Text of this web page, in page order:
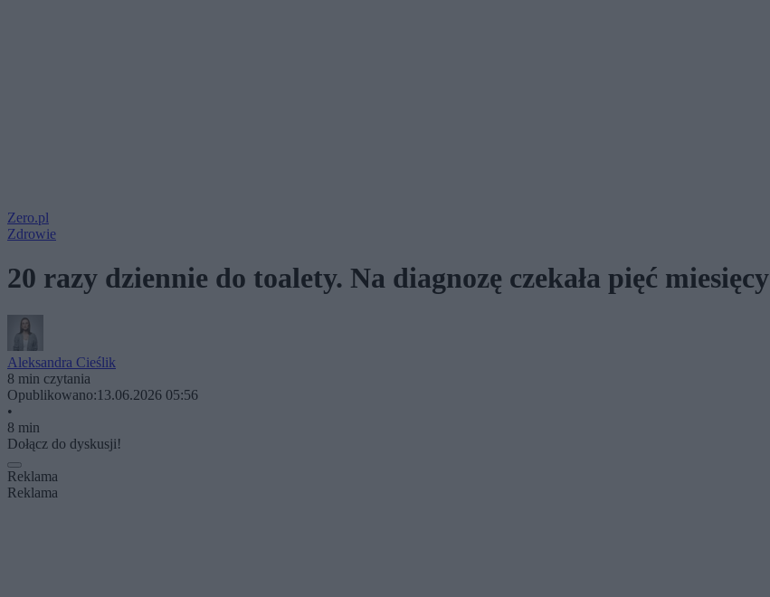
Zero.pl
Zdrowie
20 razy dziennie do toalety. Na diagnozę czekała pięć miesięcy
Aleksandra Cieślik
8 min czytania
Opublikowano:13.06.2026 05:56
•
8 min
Dołącz do dyskusji!
Reklama
Reklama